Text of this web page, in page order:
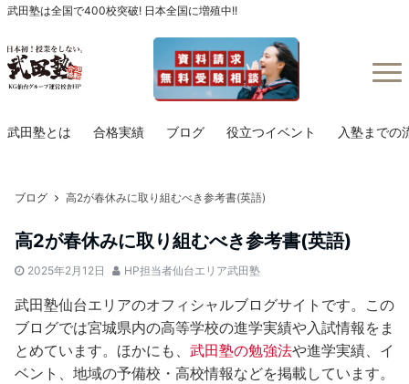
武田塾は全国で400校突破! 日本全国に増殖中!!
武田塾とは 合格実績 ブログ 役立つイベント 入塾までの
ブログ 高2が春休みに取り組むべき参考書(英語)
高2が春休みに取り組むべき参考書(英語)
2025年2月12日 HP担当者仙台エリア武田塾
武田塾仙台エリアのオフィシャルブログサイトです。この
ブログでは宮城県内の高等学校の進学実績や入試情報をま
とめています。ほかにも、 武田塾の勉強法や進学実績、イ
ベント、地域の予備校・高校情報などを掲載しています。